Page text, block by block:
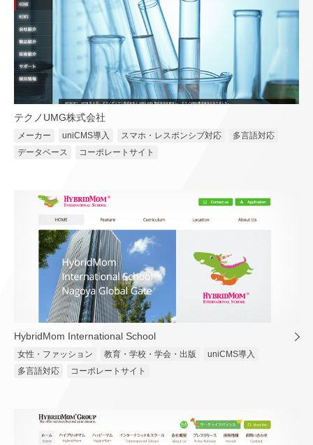
テクノUMG株式会社
メーカー uniCMS導入 スマホ・レスポンシブ対応
多言語対応
データベース
コーポレートサイト
HybridMom International School
女性・ファッション 教育・学校・学会・出版
uniCMS導入
多言語対応
コーポレートサイト